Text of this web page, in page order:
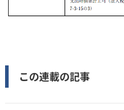
この連載の記事